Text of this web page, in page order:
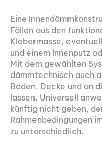
Eine
Fällen aus den
Klebermasse,
und einem Innenputz
Mit dem gewählten
dämmtechnisch auch
Boden, Decke und an
lassen. Universell
künftig nicht geben,
Rahmenbedingungen
zu unterschiedlich.